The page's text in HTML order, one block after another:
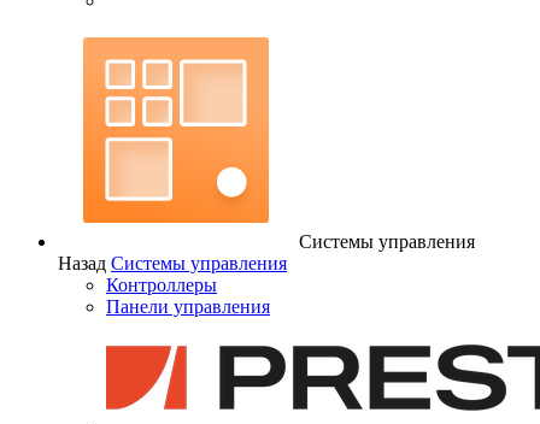
Системы управления
Назад Системы управления
Контроллеры
Панели управления